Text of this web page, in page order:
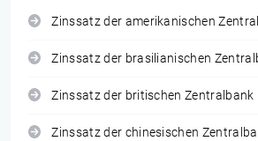
Zinssatz der amerikanischen
Zinssatz der brasilianischen
Zinssatz der britischen Zentralbank
Zinssatz der chinesischen